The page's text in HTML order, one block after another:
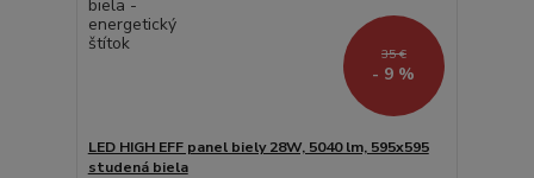
35 €
- 9 %
LED HIGH EFF panel biely 28W, 5040 lm, 595x595
studená biela